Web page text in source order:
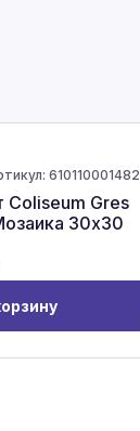
610110001482
Coliseum Gres
30x30